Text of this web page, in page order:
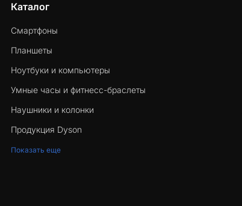
Каталог
Смартфоны
Планшеты
Ноутбуки и компьютеры
Умные часы и фитнесс-браслеты
Наушники и колонки
Продукция Dyson
Показать еще